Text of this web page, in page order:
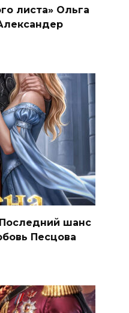
листа» Ольга
шанс
Песцова